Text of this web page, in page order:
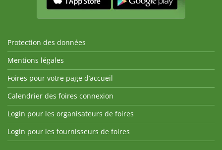
Protection des données
Mentions légales
Foires pour votre page d’accueil
Calendrier des foires connexion
Login pour les organisateurs de foires
Login pour les fournisseurs de foires